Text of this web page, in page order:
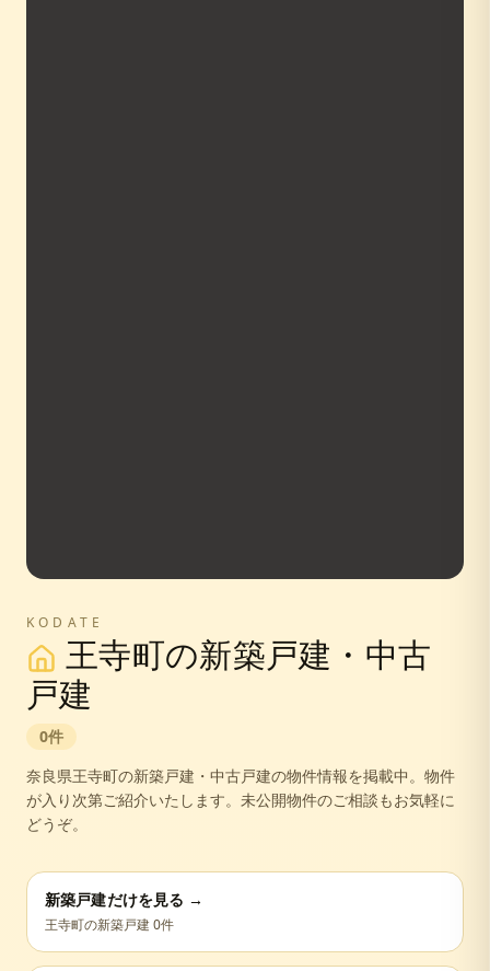
KODATE
王寺町の新築戸建・中古
戸建
0件
奈良県王寺町の新築戸建・中古戸建の物件情報を掲載中。 物件
が入り次第ご紹介いたします。未公開物件のご相談もお気軽に
どうぞ。
新築戸建だけを見る →
王寺町の新築戸建0件